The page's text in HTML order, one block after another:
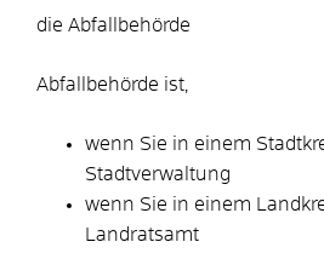
die Abfallbehörde
Abfallbehörde ist,
wenn Sie in einem
Stadtverwaltung
wenn Sie in einem
Landratsamt